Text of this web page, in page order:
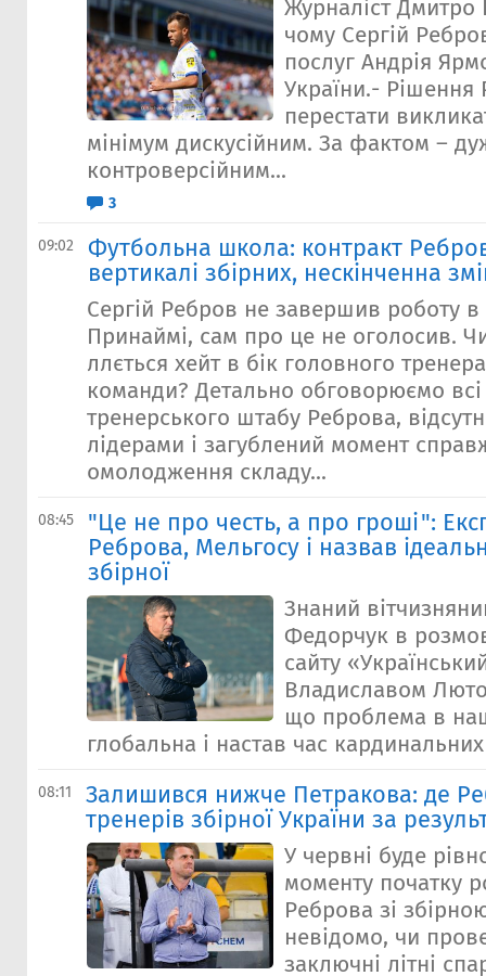
Журналіст Дмитро
чому Сергій
послуг Андрія
України.-
перестати
мінімум дискусійним. За фактом –
контроверсійним...
3
09:02
Футбольна школа: контракт
вертикалі збірних, нескінченна
Сергій Ребров не завершив роботу в
Принаймі, сам про це не оголосив.
ллється хейт в бік головного
команди? Детально обговорюємо
тренерського штабу Реброва,
лідерами і загублений момент
омолодження складу...
08:45
"Це не про честь, а про гроші":
Реброва, Мельгосу і назвав
збірної
Знаний
Федорчук в
сайту
Владиславом
що проблема в
глобальна і настав час
08:11
Залишився нижче Петракова: де
тренерів збірної України за
У червні буде
моменту початку
Реброва зі
невідомо, чи
заключні літні